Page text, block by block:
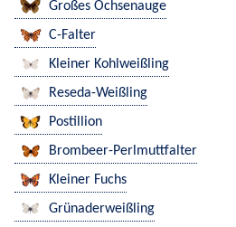
Großes Ochsenauge
C-Falter
Kleiner Kohlweißling
Reseda-Weißling
Postillion
Brombeer-Perlmuttfalter
Kleiner Fuchs
Grünaderweißling